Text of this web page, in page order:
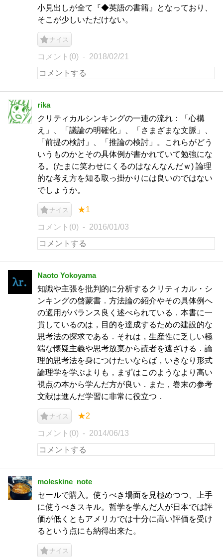
小見出しが全て『◆英語の書籍』となっており、
そこが少しいただけない。
ナイス
コメント(0) 2018/02/21
rika
クリティカルシンキングの一連の流れ：「心構
え」、「議論の明確化」、「さまざまな文脈」、
「前提の検討」、「推論の検討」。これらがどう
いうものかとその具体例が書かれていて勉強にな
る。(たまに笑わせにくるのはなんなんだｗ) 論理
的な考え方を知る取っ掛かりには良いのではない
でしょうか。
ナイス ★1
コメント(0) 2016/01/03
Naoto Yokoyama
知識や主張を批判的に分析するクリティカル・シ
ンキングの啓蒙書．方法論の紹介やその具体例へ
の適用がバランス良く述べられている．本書に一
貫しているのは，目的を達成するための建設的な
思考法の探求である．それは，生産性に乏しい極
端な懐疑主義や思考放棄から読者を遠ざける．論
理的思考法を身につけたいならば，いきなり形式
論理学を学ぶよりも，まずはこのようなより高い
視点の本から学んだ方が良い．また，巻末の参考
文献は進んだ学習に非常に役立つ．
ナイス ★2
コメント(0) 2014/06/13
moleskine_note
セールで購入。使うべき場面を見極めつつ、上手
に使うべきスキル。哲学を学んだ人が日本では評
価が低くともアメリカでは十分に高い評価を受け
るという点にも納得出来た。
ナイス